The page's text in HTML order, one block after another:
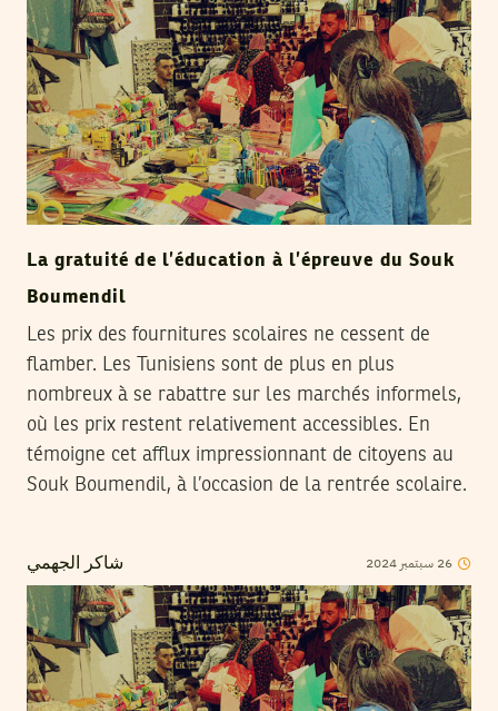
La gratuité de l’éducation à l’épreuve du Souk
Boumendil
Les prix des fournitures scolaires ne cessent de
flamber. Les Tunisiens sont de plus en plus
nombreux à se rabattre sur les marchés informels,
où les prix restent relativement accessibles. En
témoigne cet afflux impressionnant de citoyens au
Souk Boumendil, à l’occasion de la rentrée scolaire.
شاكر الجهمي 26 سبتمبر 2024